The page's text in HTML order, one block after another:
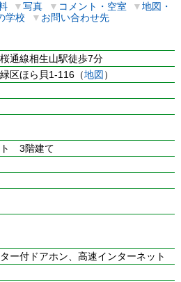
▼写真 ▼ コメント・空室 ▼地図・
学校 ▼ お問い合わせ先
通線相生山駅徒歩7分
区ほら貝1-116（地図 ）
ト 3階建て
ー付ドアホン、高速インターネット